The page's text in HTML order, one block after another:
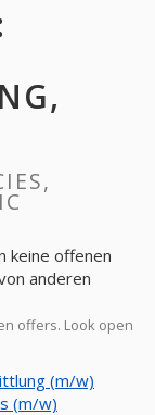
keine offenen
anderen
offers. Look open
(m/w)
(m/w)